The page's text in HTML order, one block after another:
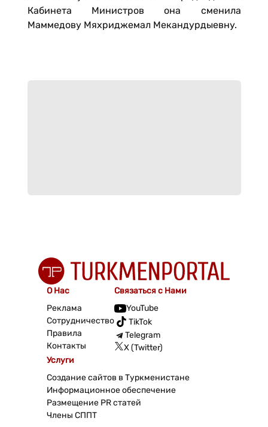
Кабинета Министров она сменила
Маммедову Мяхриджемал Мекандурдыевну.
О Нас
Реклама
Сотрудничество
Правила
Контакты
Связаться с Нами
YouTube
TikTok
Telegram
X (Twitter)
Услуги
Создание сайтов в Туркменистане
Информационное обеспечение
Размещение PR статей
Члены СППТ